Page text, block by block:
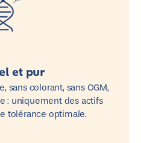
et pur
sans colorant, sans OGM,
: uniquement des actifs
tolérance optimale.